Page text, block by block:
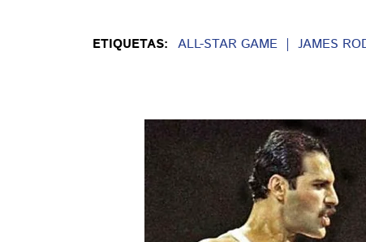
ETIQUETAS: ALL-STAR GAME JAMES